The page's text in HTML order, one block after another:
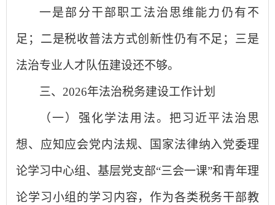
一是部分干部职工法治思维能力仍有不
足；二是税收普法方式创新性仍有不足；三是
法治专业人才队伍建设还不够。
三、2026年法治税务建设工作计划
（一）强化学法用法。把习近平法治思
想、应知应会党内法规、国家法律纳入党委理
论学习中心组、基层党支部“三会一课”和青年理
论学习小组的学习内容，作为各类税务干部教